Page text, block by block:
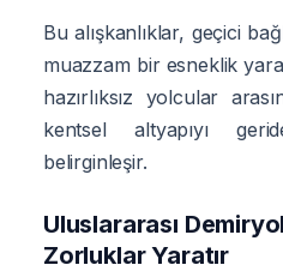
Bu alışkanlıklar, geçici
muazzam bir esneklik
hazırlıksız yolcular
kentsel altyapıyı
belirginleşir.
Uluslararası
Zorluklar Yaratır